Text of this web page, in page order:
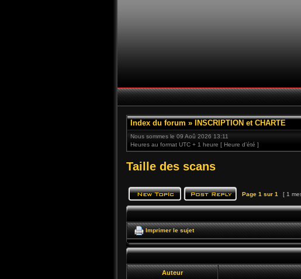
Index du forum » INSCRIPTION et CHARTE
Nous sommes le 09 Aoû 2026 13:11
Heures au format UTC + 1 heure [ Heure d’été ]
Taille des scans
Page 1 sur 1 [ 1
Imprimer le sujet
Auteur